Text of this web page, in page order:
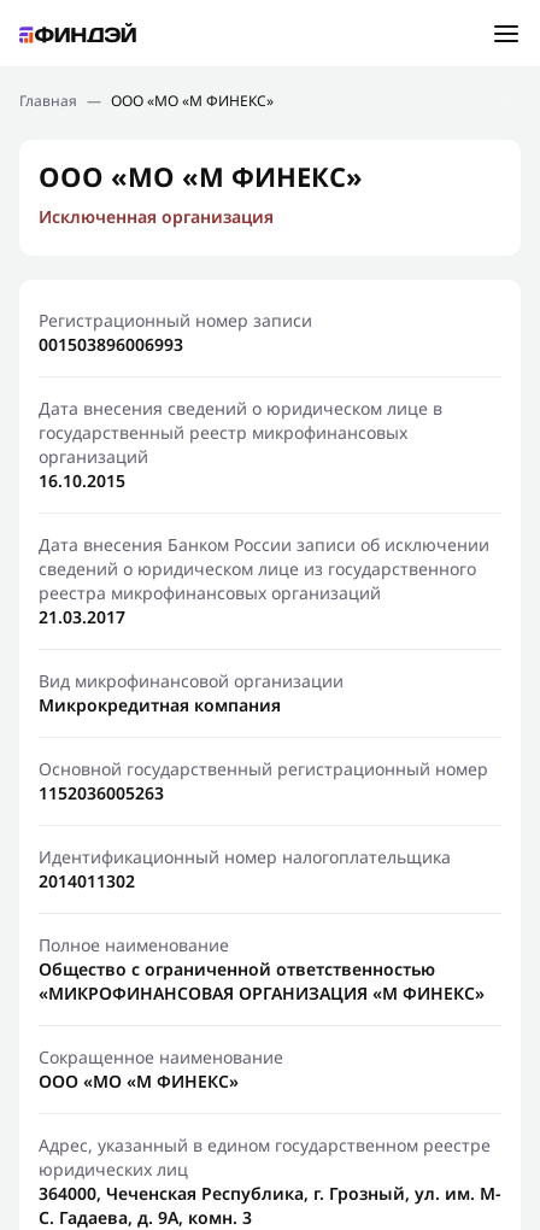
Подбор займа
Новости
Финансовое просвещение
Главная — ООО «МО «М ФИНЕКС»
ООО «МО «М ФИНЕКС»
Исключенная организация
Регистрационный номер записи
001503896006993
Дата внесения сведений о юридическом лице в
государственный реестр микрофинансовых
организаций
16.10.2015
Дата внесения Банком России записи об исключении
сведений о юридическом лице из государственного
реестра микрофинансовых организаций
21.03.2017
Вид микрофинансовой организации
Микрокредитная компания
Основной государственный регистрационный номер
1152036005263
Идентификационный номер налогоплательщика
2014011302
Полное наименование
Общество с ограниченной ответственностью
«МИКРОФИНАНСОВАЯ ОРГАНИЗАЦИЯ «М ФИНЕКС»
Сокращенное наименование
ООО «МО «М ФИНЕКС»
Адрес, указанный в едином государственном реестре
юридических лиц
364000, Чеченская Республика, г. Грозный, ул. им. М-
С. Гадаева, д. 9А, комн. 3
Ошибка:Контактная форма не найдена.
Спасибо, что написали нам
Мы свяжемся с Вами в ближайшее время и сообщим
результат
Отправить новый запрос